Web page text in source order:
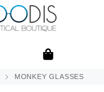
MONKEY GLASSES